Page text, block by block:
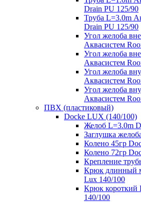
Drain PU 125/90
Труба L=3.0m
Drain PU 125/90
Угол желоба
Аквасистем
Угол желоба
Аквасистем
Угол желоба
Аквасистем
Угол желоба
Аквасистем
ПВХ (пластиковый)
Docke LUX (140/100)
Желоб L=3.0m
Заглушка
Колено 45гр
Колено 72гр
Крепление
Крюк длинный
Lux 140/100
Крюк
140/100